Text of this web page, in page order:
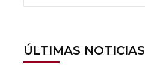
ÚLTIMAS NOTICIAS